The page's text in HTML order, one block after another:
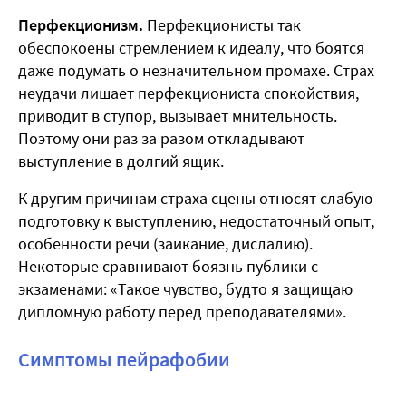
Перфекционизм. Перфекционисты так
обеспокоены стремлением к идеалу, что боятся
даже подумать о незначительном промахе. Страх
неудачи лишает перфекциониста спокойствия,
приводит в ступор, вызывает мнительность.
Поэтому они раз за разом откладывают
выступление в долгий ящик.
К другим причинам страха сцены относят слабую
подготовку к выступлению, недостаточный опыт,
особенности речи (заикание, дислалию).
Некоторые сравнивают боязнь публики с
экзаменами: «Такое чувство, будто я защищаю
дипломную работу перед преподавателями».
Симптомы пейрафобии